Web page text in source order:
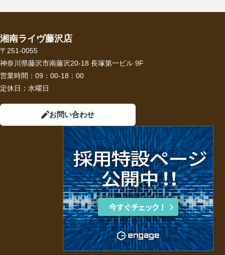
湘南ライヴ藤沢店
〒251-0055
神奈川県藤沢市南藤沢20-18 長塚第一ビル 9F
営業時間： 09：00-18：00
定休日： 水曜日
お問い合わせ